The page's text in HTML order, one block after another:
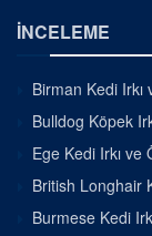
İNCELEME
Birman Kedi Irkı
Bulldog Köpek
Ege Kedi Irkı ve
British Longhair
Burmese Kedi